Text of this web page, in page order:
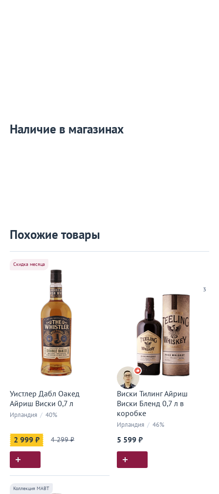
Наличие в магазинах
Похожие товары
Скидка месяца
Уистлер Дабл Оакед
Айриш Виски 0,7 л
Ирландия / 40%
2 999 ₽ 4 299 ₽
3
Виски Тилинг Айриш
Виски Бленд 0,7 л в
коробке
Ирландия / 46%
5 599 ₽
Коллекция МАВТ